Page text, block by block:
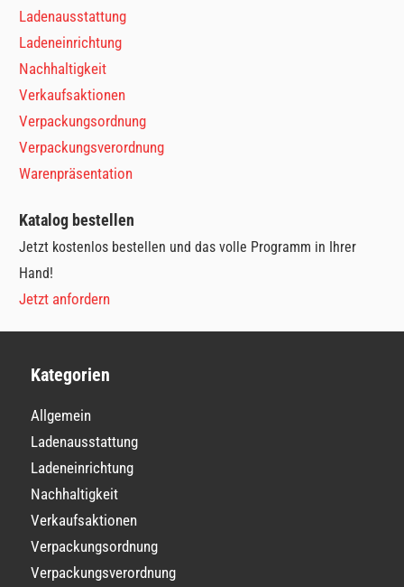
Ladenausstattung
Ladeneinrichtung
Nachhaltigkeit
Verkaufsaktionen
Verpackungsordnung
Verpackungsverordnung
Warenpräsentation
Katalog bestellen
Jetzt kostenlos bestellen und das volle Programm in Ihrer
Hand!
Jetzt anfordern
Kategorien
Allgemein
Ladenausstattung
Ladeneinrichtung
Nachhaltigkeit
Verkaufsaktionen
Verpackungsordnung
Verpackungsverordnung